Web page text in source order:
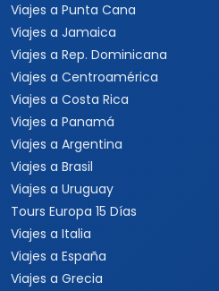
Viajes a Punta Cana
Viajes a Jamaica
Viajes a Rep. Dominicana
Viajes a Centroamérica
Viajes a Costa Rica
Viajes a Panamá
Viajes a Argentina
Viajes a Brasil
Viajes a Uruguay
Tours Europa 15 Días
Viajes a Italia
Viajes a España
Viajes a Grecia